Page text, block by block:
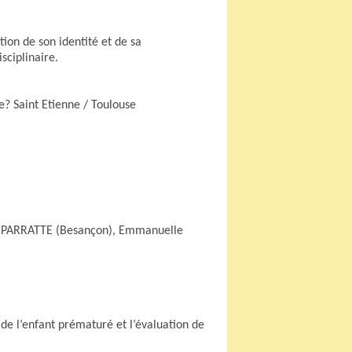
de son identité et de sa
Saint Etienne / Toulouse
(Besançon), Emmanuelle
l’enfant prématuré et l’évaluation de